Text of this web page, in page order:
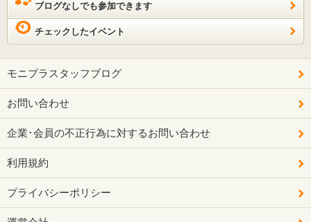
ブログなしでも参加できます
チェックしたイベント
モニプラスタッフブログ
お問い合わせ
企業･会員の不正行為に対するお問い合わせ
利用規約
プライバシーポリシー